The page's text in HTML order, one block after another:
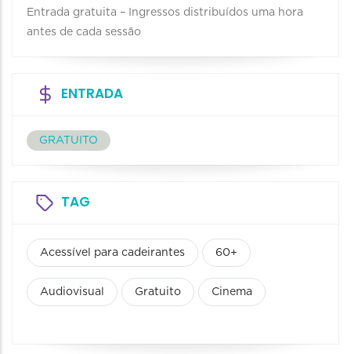
Entrada gratuita – Ingressos distribuídos uma hora
antes de cada sessão
ENTRADA
GRATUITO
TAG
Acessível para cadeirantes 60+
Audiovisual Gratuito Cinema